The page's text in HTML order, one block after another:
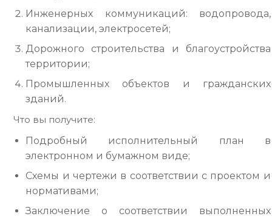
Инженерных коммуникаций: водопровода,
канализации, электросетей;
Дорожного строительства и благоустройства
территории;
Промышленных объектов и гражданских
зданий.
Что вы получите:
Подробный исполнительный план в
электронном и бумажном виде;
Схемы и чертежи в соответствии с проектом и
нормативами;
Заключение о соответствии выполненных